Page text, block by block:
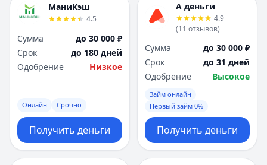
МаниКэш
4.5
Сумма
до 30 000 ₽
Срок
до 180 дней
Одобрение
Низкое
Онлайн Срочно
Получить деньги
А деньги
4.9
(11 отзывов)
Сумма
до 30 000 ₽
Срок
до 31 дней
Одобрение
Высокое
Займ онлайн
Первый займ 0%
Получить деньги